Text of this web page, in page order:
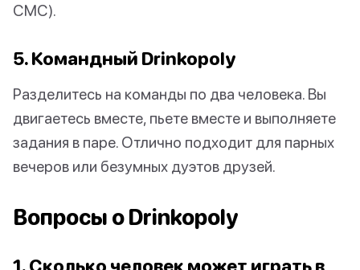
СМС).
5. Командный Drinkopoly
Разделитесь на команды по два человека. Вы
двигаетесь вместе, пьете вместе и выполняете
задания в паре. Отлично подходит для парных
вечеров или безумных дуэтов друзей.
Вопросы о Drinkopoly